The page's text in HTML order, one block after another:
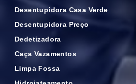
Desentupidora Casa Verde
Desentupidora Preço
Dedetizadora
Caça Vazamentos
Limpa Fossa